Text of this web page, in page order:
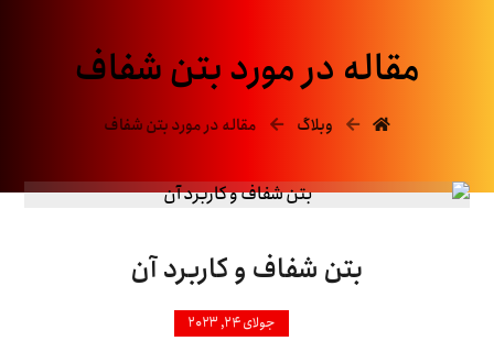
مقاله در مورد بتن شفاف
وبلاگ مقاله در مورد بتن شفاف
بتن شفاف و کاربرد آن
جولای ۲۴, ۲۰۲۳